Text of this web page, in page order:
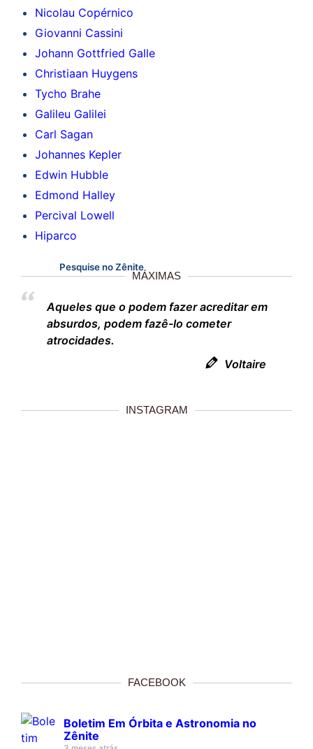
Nicolau Copérnico
Giovanni Cassini
Johann Gottfried Galle
Christiaan Huygens
Tycho Brahe
Galileu Galilei
Carl Sagan
Johannes Kepler
Edwin Hubble
Edmond Halley
Percival Lowell
Hiparco
Pesquise no Zênite
MÁXIMAS
Aqueles que o podem fazer acreditar em
absurdos, podem fazê-lo cometer
atrocidades.
Voltaire
INSTAGRAM
FACEBOOK
Boletim Em Órbita e Astronomia no
Zênite